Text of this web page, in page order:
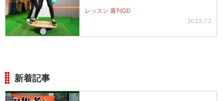
レッスン 週刊GD
2023.7.2
新着記事